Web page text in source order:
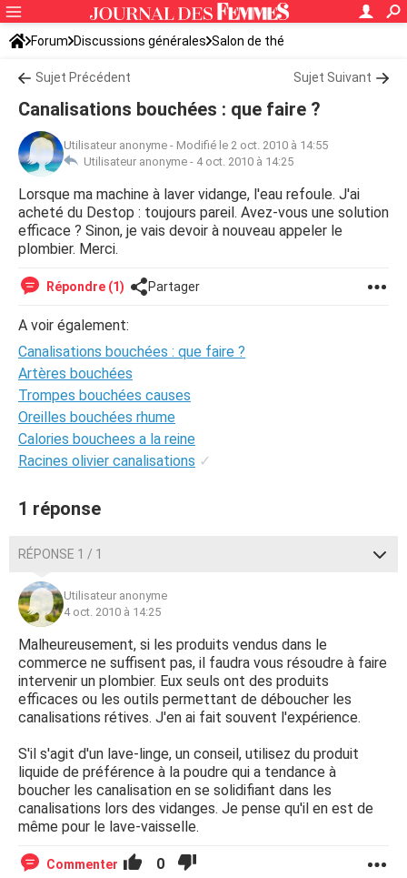
Forum Discussions générales Salon de thé
Sujet Précédent Sujet Suivant
Canalisations bouchées : que faire ?
Utilisateur anonyme - Modifié le 2 oct. 2010 à 14:55
Utilisateur anonyme - 4 oct. 2010 à 14:25
Lorsque ma machine à laver vidange, l'eau refoule. J'ai
acheté du Destop : toujours pareil. Avez-vous une solution
efficace ? Sinon, je vais devoir à nouveau appeler le
plombier. Merci.
Répondre (1) Partager
A voir également:
Canalisations bouchées : que faire ?
Artères bouchées
Trompes bouchées causes
Oreilles bouchées rhume
Calories bouchees a la reine
Racines olivier canalisations ✓
1 réponse
RÉPONSE 1 / 1
Utilisateur anonyme
4 oct. 2010 à 14:25
Malheureusement, si les produits vendus dans le
commerce ne suffisent pas, il faudra vous résoudre à faire
intervenir un plombier. Eux seuls ont des produits
efficaces ou les outils permettant de déboucher les
canalisations rétives. J'en ai fait souvent l'expérience.
S'il s'agit d'un lave-linge, un conseil, utilisez du produit
liquide de préférence à la poudre qui a tendance à
boucher les canalisation en se solidifiant dans les
canalisations lors des vidanges. Je pense qu'il en est de
même pour le lave-vaisselle.
Commenter 0